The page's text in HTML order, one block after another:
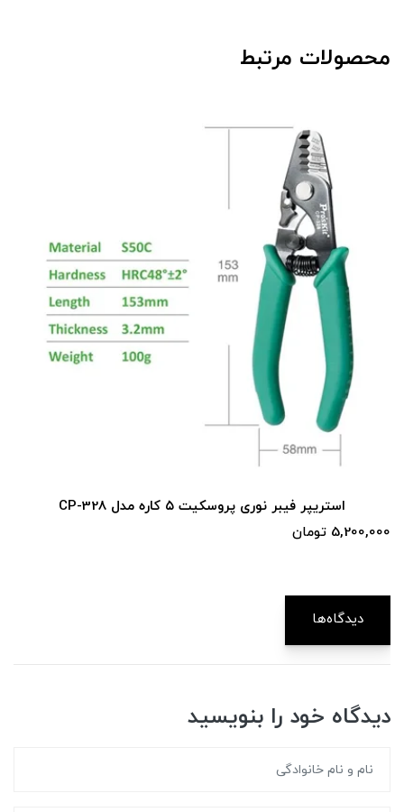
محصولات مرتبط
استریپر فیبر نوری پروسکیت ۵ کاره مدل CP-328
تومان
دیدگاه‌ها
دیدگاه خود را بنویسید